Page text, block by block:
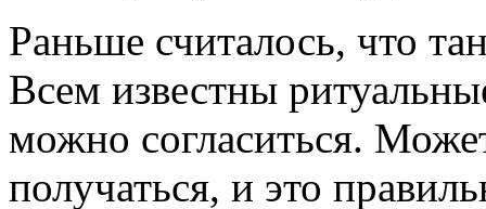
Раньше считалось, что
Всем известны
можно согласиться.
получаться, и это